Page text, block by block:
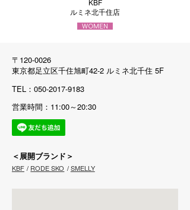
KBF
ルミネ北千住店
〒120-0026
東京都足立区千住旭町42-2 ルミネ北千住 5F
TEL：050-2017-9183
営業時間：11:00～20:30
＜展開ブランド＞
KBF RODE SKO SMELLY